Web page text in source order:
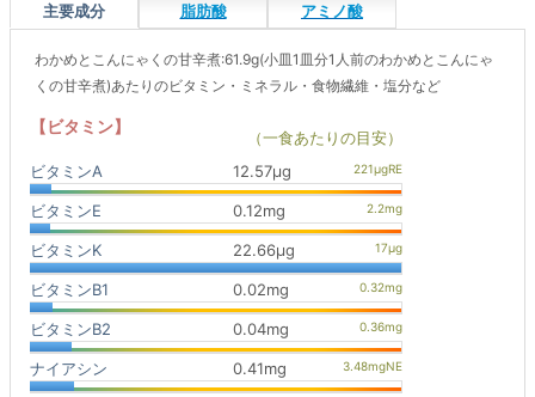
主要成分 脂肪酸 アミノ酸
わかめとこんにゃくの甘辛煮:61.9g(小皿1皿分1人前のわかめとこんにゃ
くの甘辛煮)あたりのビタミン・ミネラル・食物繊維・塩分など
【ビタミン】
（一食あたりの目安）
ビタミンA
12.57μg
ビタミンE 0.12mg
ビタミンK 22.66μg
ビタミンB1 0.02mg
ビタミンB2 0.04mg
ナイアシン 0.41mg